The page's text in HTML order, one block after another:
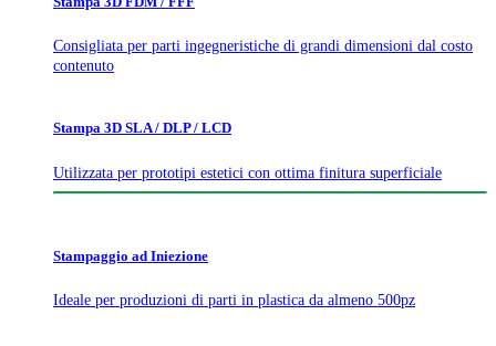
Consigliata per parti ingegneristiche di grandi dimensioni dal costo
contenuto
Stampa 3D SLA / DLP / LCD
Utilizzata per prototipi estetici con ottima finitura superficiale
Stampaggio ad Iniezione
Ideale per produzioni di parti in plastica da almeno 500pz